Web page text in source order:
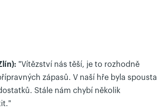
"Vítězství nás těší, je to rozhodně
zápasů. V naší hře byla spousta
Stále nám chybí několik